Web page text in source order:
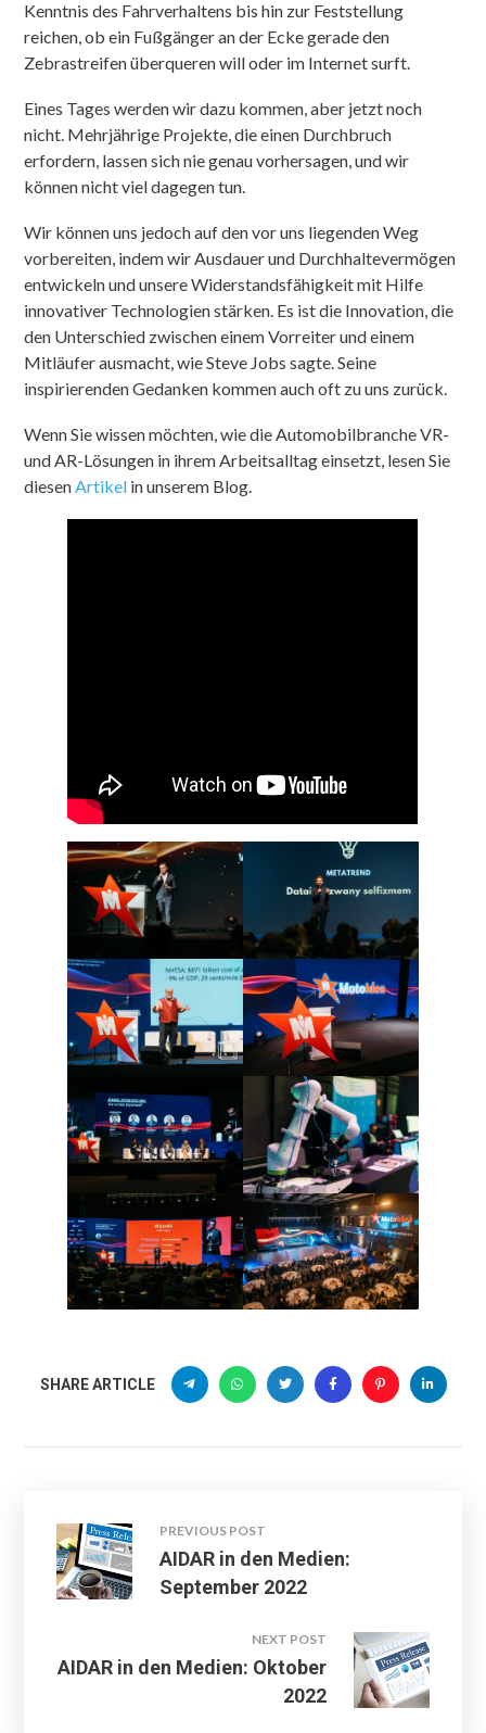
Kenntnis des Fahrverhaltens bis hin zur Feststellung
reichen, ob ein Fußgänger an der Ecke gerade den
Zebrastreifen überqueren will oder im Internet surft.
Eines Tages werden wir dazu kommen, aber jetzt noch
nicht. Mehrjährige Projekte, die einen Durchbruch
erfordern, lassen sich nie genau vorhersagen, und wir
können nicht viel dagegen tun.
Wir können uns jedoch auf den vor uns liegenden Weg
vorbereiten, indem wir Ausdauer und Durchhaltevermögen
entwickeln und unsere Widerstandsfähigkeit mit Hilfe
innovativer Technologien stärken. Es ist die Innovation, die
den Unterschied zwischen einem Vorreiter und einem
Mitläufer ausmacht, wie Steve Jobs sagte. Seine
inspirierenden Gedanken kommen auch oft zu uns zurück.
Wenn Sie wissen möchten, wie die Automobilbranche VR-
und AR-Lösungen in ihrem Arbeitsalltag einsetzt, lesen Sie
diesenArtikel in unserem Blog.
SHARE ARTICLE
PREVIOUS POST
AIDAR in den Medien:
September 2022
NEXT POST
AIDAR in den Medien: Oktober
2022